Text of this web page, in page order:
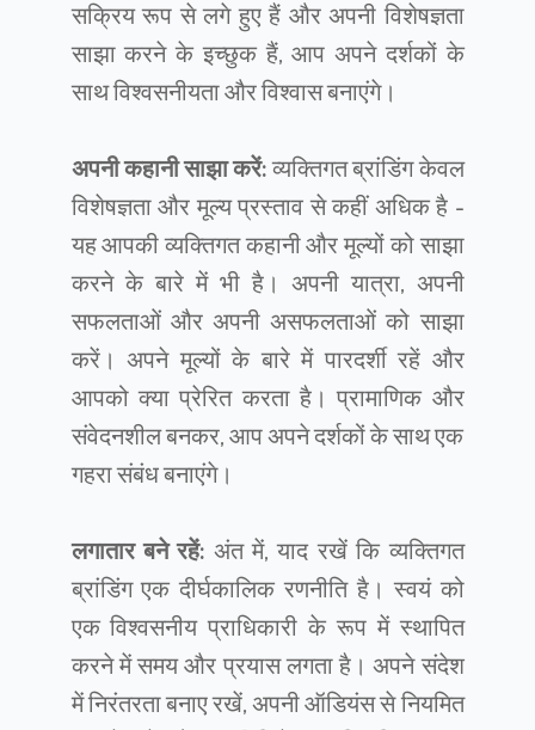
सक्रिय रूप से लगे हुए हैं और अपनी विशेषज्ञता
साझा करने के इच्छुक हैं, आप अपने दर्शकों के
साथ विश्वसनीयता और विश्वास बनाएंगे।
अपनी कहानी साझा करें:व्यक्तिगत ब्रांडिंग केवल
विशेषज्ञता और मूल्य प्रस्ताव से कहीं अधिक है -
यह आपकी व्यक्तिगत कहानी और मूल्यों को साझा
करने के बारे में भी है। अपनी यात्रा, अपनी
सफलताओं और अपनी असफलताओं को साझा
करें। अपने मूल्यों के बारे में पारदर्शी रहें और
आपको क्या प्रेरित करता है। प्रामाणिक और
संवेदनशील बनकर, आप अपने दर्शकों के साथ एक
गहरा संबंध बनाएंगे।
लगातार बने रहें: अंत में, याद रखें कि व्यक्तिगत
ब्रांडिंग एक दीर्घकालिक रणनीति है। स्वयं को
एक विश्वसनीय प्राधिकारी के रूप में स्थापित
करने में समय और प्रयास लगता है। अपने संदेश
में निरंतरता बनाए रखें, अपनी ऑडियंस से नियमित